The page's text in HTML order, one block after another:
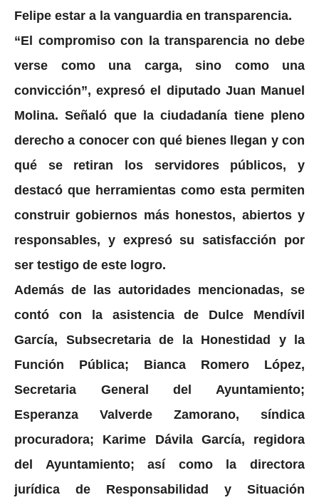
Felipe estar a la vanguardia en transparencia.
“El compromiso con la transparencia no debe
verse como una carga, sino como una
convicción”, expresó el diputado Juan Manuel
Molina. Señaló que la ciudadanía tiene pleno
derecho a conocer con qué bienes llegan y con
qué se retiran los servidores públicos, y
destacó que herramientas como esta permiten
construir gobiernos más honestos, abiertos y
responsables, y expresó su satisfacción por
ser testigo de este logro.
Además de las autoridades mencionadas, se
contó con la asistencia de Dulce Mendívil
García, Subsecretaria de la Honestidad y la
Función Pública; Bianca Romero López,
Secretaria General del Ayuntamiento;
Esperanza Valverde Zamorano, síndica
procuradora; Karime Dávila García, regidora
del Ayuntamiento; así como la directora
jurídica de Responsabilidad y Situación